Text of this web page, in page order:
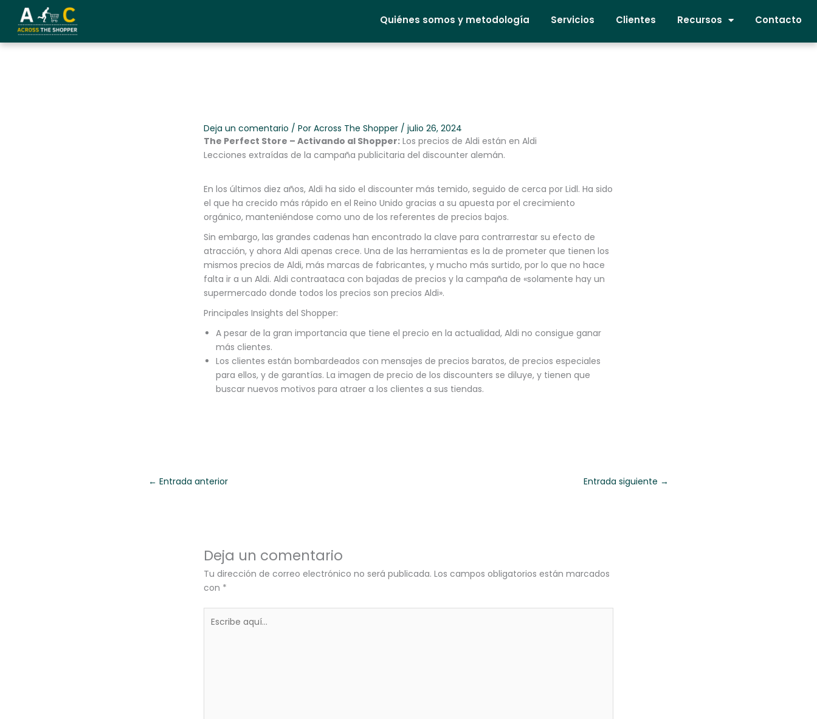
contenido
Quiénes somos y metodología Servicios Clientes Recursos Contacto
Deja un comentario / PorAcross The Shopper /julio 26, 2024
The Perfect Store – Activando al Shopper: Los precios de Aldi están en Aldi
Lecciones extraídas de la campaña publicitaria del discounter alemán.
En los últimos diez años, Aldi ha sido el discounter más temido, seguido de cerca por Lidl. Ha sido
el que ha crecido más rápido en el Reino Unido gracias a su apuesta por el crecimiento
orgánico, manteniéndose como uno de los referentes de precios bajos.
Sin embargo, las grandes cadenas han encontrado la clave para contrarrestar su efecto de
atracción, y ahora Aldi apenas crece. Una de las herramientas es la de prometer que tienen los
mismos precios de Aldi, más marcas de fabricantes, y mucho más surtido, por lo que no hace
falta ir a un Aldi. Aldi contraataca con bajadas de precios y la campaña de «solamente hay un
supermercado donde todos los precios son precios Aldi».
Principales Insights del Shopper:
A pesar de la gran importancia que tiene el precio en la actualidad, Aldi no consigue ganar
más clientes.
Los clientes están bombardeados con mensajes de precios baratos, de precios especiales
para ellos, y de garantías. La imagen de precio de los discounters se diluye, y tienen que
buscar nuevos motivos para atraer a los clientes a sus tiendas.
← Entrada anterior Entrada siguiente →
Deja un comentario
Tu dirección de correo electrónico no será publicada. Los campos obligatorios están marcados
con *
aquí...